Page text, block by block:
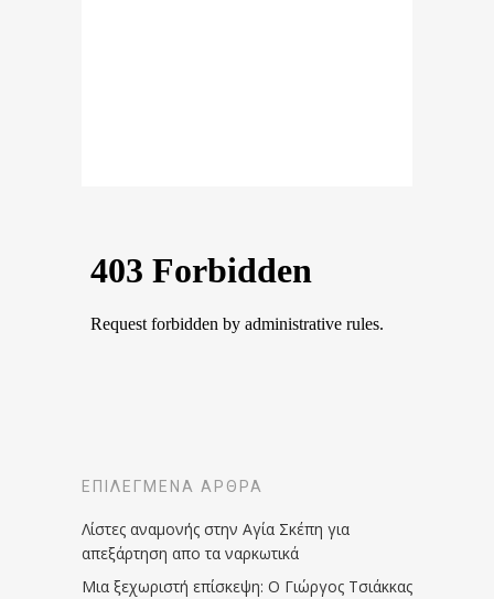
ΕΠΙΛΕΓΜΈΝΑ ΆΡΘΡΑ
Λίστες αναμονής στην Αγία Σκέπη για
απεξάρτηση απο τα ναρκωτικά
Μια ξεχωριστή επίσκεψη: Ο Γιώργος Τσιάκκας